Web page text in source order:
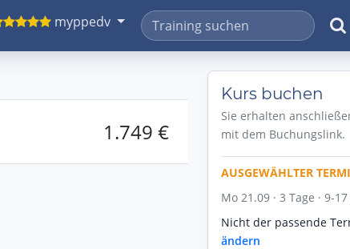
myppedv
1.749 €
Kurs buchen
Sie erhalten
mit dem Buchungslink.
AUSGEWÄHLTER
Mo 21.09 · 3 Tage · 9-
Nicht der passende
ändern